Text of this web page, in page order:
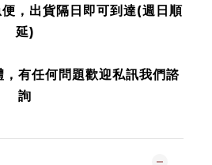
，出貨隔日即可到達(週日順
延)
有任何問題歡迎私訊我們諮
詢